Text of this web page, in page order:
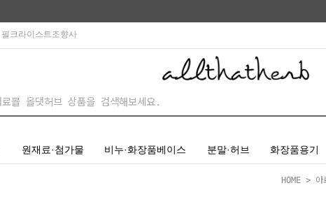
필크라이스트조향사
원재료·첨가물 비누·화장품베이스 분말·허브 화장품용기
HOME > 아